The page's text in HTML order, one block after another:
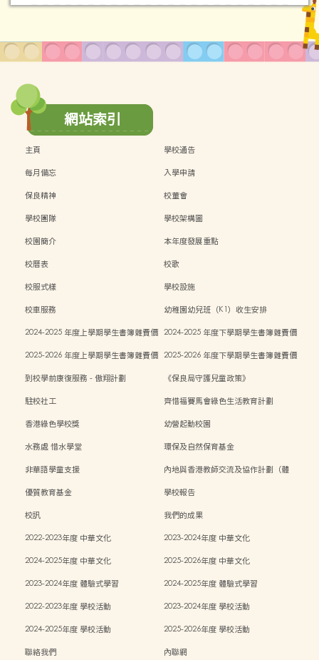
網站索引
主頁
學校通告
每月備忘
入學申請
保良精神
校董會
學校團隊
學校架構圖
校園簡介
本年度發展重點
校曆表
校歌
校服式樣
學校設施
校車服務
幼稚園幼兒班（K1）收生安排
2024-2025 年度上學期學生書簿雜費價 2024-2025 年度下學期學生書簿雜費價
2025-2026 年度上學期學生書簿雜費價 2025-2026 年度下學期學生書簿雜費價
到校學前康復服務 - 傲翔計劃
《保良局守護兒童政策》
駐校社工
齊惜福賽馬會綠色生活教育計劃
香港綠色學校獎
幼營起動校園
水務處 惜水學堂
環保及自然保育基金
非華語學童支援
內地與香港教師交流及協作計劃（體
優質教育基金
學校報告
校訊
我們的成果
2022-2023年度 中華文化
2023-2024年度 中華文化
2024-2025年度 中華文化
2025-2026年度 中華文化
2023-2024年度 體驗式學習
2024-2025年度 體驗式學習
2022-2023年度 學校活動
2023-2024年度 學校活動
2024-2025年度 學校活動
2025-2026年度 學校活動
聯絡我們
內聯網